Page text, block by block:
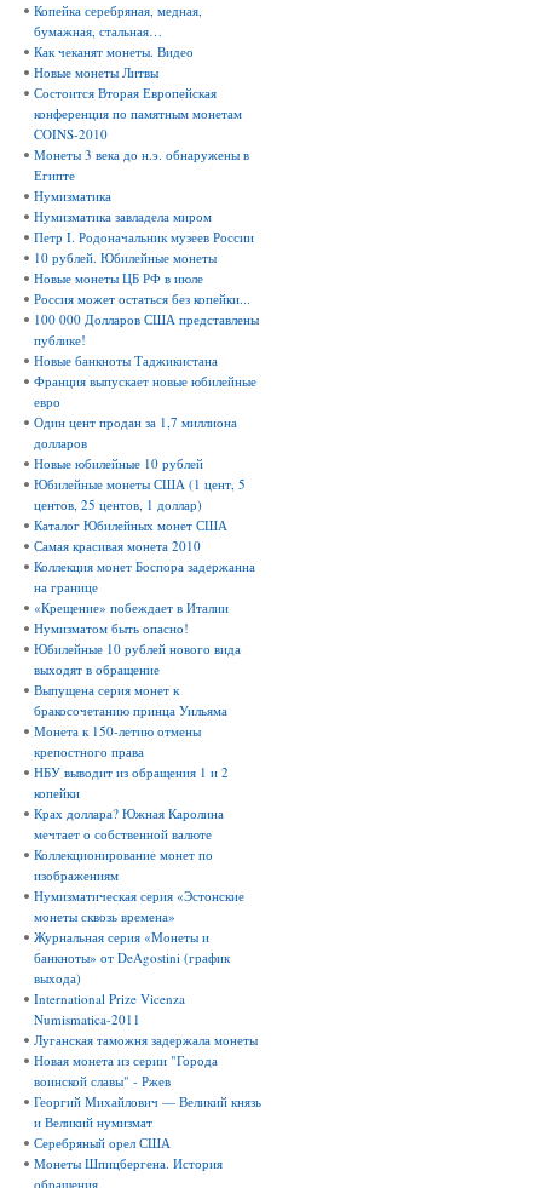
Копейка серебряная, медная,
бумажная, стальная…
Как чеканят монеты. Видео
Новые монеты Литвы
Состоится Вторая Европейская
конференция по памятным монетам
COINS-2010
Монеты 3 века до н.э. обнаружены в
Египте
Нумизматика
Нумизматика завладела миром
Петр I. Родоначальник музеев России
10 рублей. Юбилейные монеты
Новые монеты ЦБ РФ в июле
Россия может остаться без копейки...
100 000 Долларов США представлены
публике!
Новые банкноты Таджикистана
Франция выпускает новые юбилейные
евро
Один цент продан за 1,7 миллиона
долларов
Новые юбилейные 10 рублей
Юбилейные монеты США (1 цент, 5
центов, 25 центов, 1 доллар)
Каталог Юбилейных монет США
Самая красивая монета 2010
Коллекция монет Боспора задержанна
на границе
«Крещение» побеждает в Италии
Нумизматом быть опасно!
Юбилейные 10 рублей нового вида
выходят в обращение
Выпущена серия монет к
бракосочетанию принца Уильяма
Монета к 150-летию отмены
крепостного права
НБУ выводит из обращения 1 и 2
копейки
Крах доллара? Южная Каролина
мечтает о собственной валюте
Коллекционирование монет по
изображениям
Нумизматическая серия «Эстонские
монеты сквозь времена»
Журнальная серия «Монеты и
банкноты» от DeAgostini (график
выхода)
International Prize Vicenza
Numismatica-2011
Луганская таможня задержала монеты
Новая монета из серии "Города
воинской славы" - Ржев
Георгий Михайлович — Великий князь
и Великий нумизмат
Серебряный орел США
Монеты Шпицбергена. История
обращения